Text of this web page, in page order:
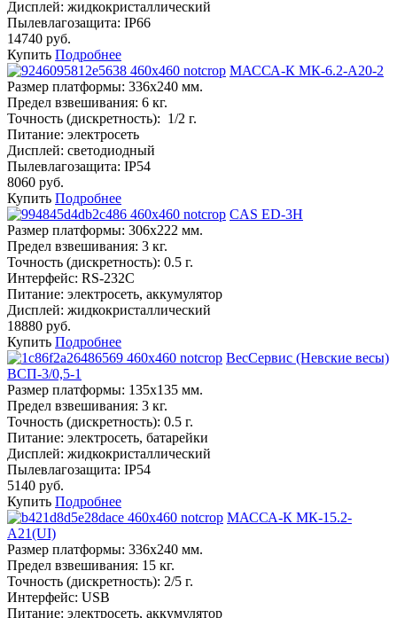
Дисплей: жидкокристаллический
Пылевлагозащита: IP66
14740 руб.
Купить Подробнее
МАССА-К МК-6.2-А20-2
Размер платформы: 336х240 мм.
Предел взвешивания: 6 кг.
Точность (дискретность): 1/2 г.
Питание: электросеть
Дисплей: светодиодный
Пылевлагозащита: IP54
8060 руб.
Купить Подробнее
CAS ED-3H
Размер платформы: 306х222 мм.
Предел взвешивания: 3 кг.
Точность (дискретность): 0.5 г.
Интерфейс: RS-232C
Питание: электросеть, аккумулятор
Дисплей: жидкокристаллический
18880 руб.
Купить Подробнее
ВесСервис (Невские весы)
ВСП-3/0,5-1
Размер платформы: 135х135 мм.
Предел взвешивания: 3 кг.
Точность (дискретность): 0.5 г.
Питание: электросеть, батарейки
Дисплей: жидкокристаллический
Пылевлагозащита: IP54
5140 руб.
Купить Подробнее
МАССА-К МК-15.2-
А21(UI)
Размер платформы: 336х240 мм.
Предел взвешивания: 15 кг.
Точность (дискретность): 2/5 г.
Интерфейс: USB
Питание: электросеть, аккумулятор